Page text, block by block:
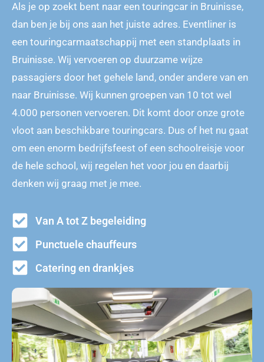
Als je op zoekt bent naar een touringcar in Bruinisse,
dan ben je bij ons aan het juiste adres. Eventliner is
een touringcarmaatschappij met een standplaats in
Bruinisse. Wij vervoeren op duurzame wijze
passagiers door het gehele land, onder andere van en
naar Bruinisse. Wij kunnen groepen van 10 tot wel
4.000 personen vervoeren. Dit komt door onze grote
vloot aan beschikbare touringcars. Dus of het nu gaat
om een enorm bedrijfsfeest of een schoolreisje voor
de hele school, wij regelen het voor jou en daarbij
denken wij graag met je mee.
Van A tot Z begeleiding
Punctuele chauffeurs
Catering en drankjes